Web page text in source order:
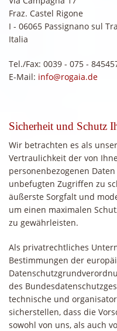
Fraz. Castel Rigone
I - 06065 Passignano sul
Italia
Tel./Fax: 0039 - 075 -
E-Mail: info@rogaia.de
Sicherheit und Schutz
Wir betrachten es als
Vertraulichkeit der von
personenbezogenen
unbefugten Zugriffen zu
äußerste Sorgfalt und
um einen maximalen
zu gewährleisten.
Als privatrechtliches
Bestimmungen der
des
technische und
sicherstellen, dass die
sowohl von uns, als auch